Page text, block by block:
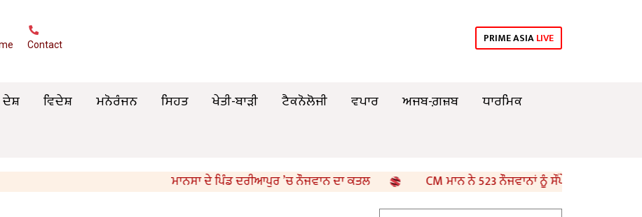
Contact PRIME ASIALIVE
ਦੇਸ਼ ਵਿਦੇਸ਼ ਮਨੋਰੰਜਨ ਸਿਹਤ ਖੇਤੀ-ਬਾੜੀ ਟੈਕਨੋਲੋਜੀ ਵਪਾਰ ਅਜਬ-ਗ਼ਜ਼ਬ
ਧਾਰਮਿਕ
ਮਾਨਸਾ ਦੇ ਪਿੰਡ ਦਰੀਆਪੁਰ ’ਚ ਨੌਜਵਾਨ ਦਾ ਕਤਲ CM ਮਾਨ ਨੇ 523 ਨੌਜਵਾਨਾਂ ਨੂੰ ਸੌਂਪੇ ਨਿਯੁਕਤੀ ਪੱਤਰ; ਕਿਹਾ,